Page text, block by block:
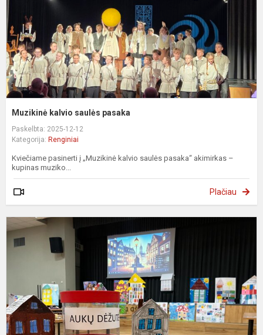
Muzikinė kalvio saulės pasaka
Paskelbta: 2025-12-12
Kategorija: Renginiai
Kviečiame pasinerti į „Muzikinė kalvio saulės pasaka“ akimirkas –
kupinas muziko...
Plačiau